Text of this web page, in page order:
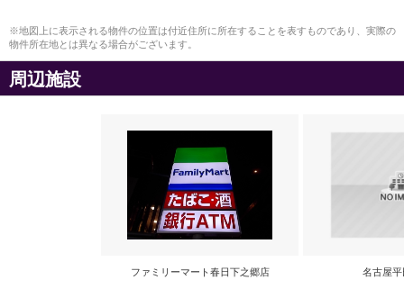
※地図上に表示される物件の位置は付近住所に所在することを表すものであり、実際の
物件所在地とは異なる場合がございます。
周辺施設
ファミリーマート春日下之郷店 名古屋